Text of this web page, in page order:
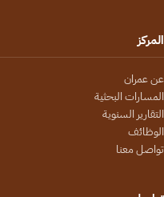
المركز
عن عمران
المسارات البحثية
التقارير السنوية
الوظائف
تواصل معنا